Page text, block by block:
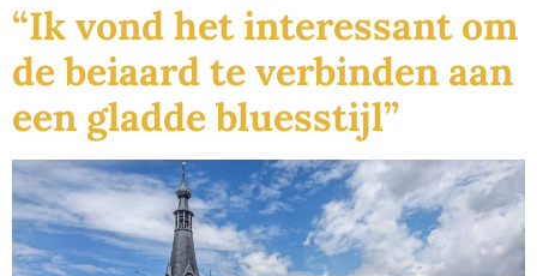
“Ik vond het interessant om
de beiaard te verbinden aan
een gladde bluesstijl”